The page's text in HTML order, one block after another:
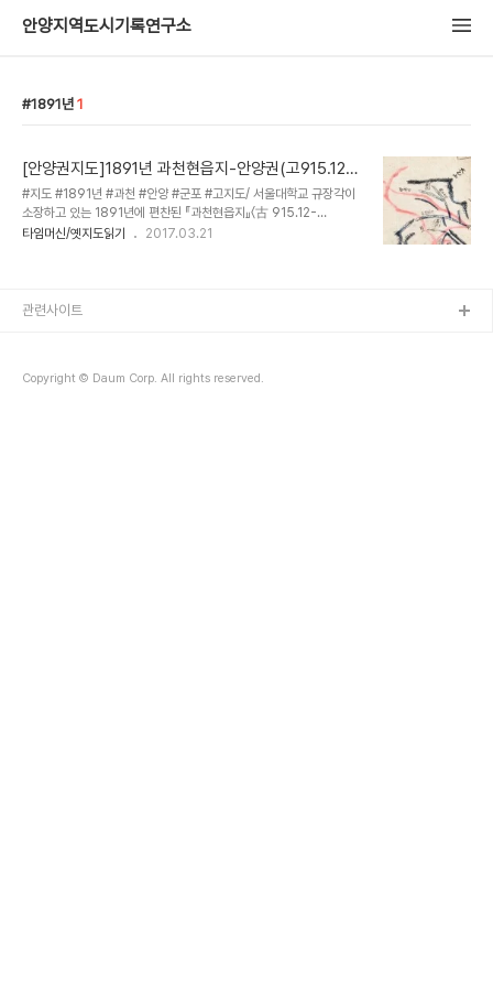
안양지역도시기록연구소
1891년 1
[안양권지도]1891년 과천현읍지-안양권(고915.12-
G994h)
#지도 #1891년 #과천 #안양 #군포 #고지도/ 서울대학교 규장각이
소장하고 있는 1891년에 편찬된 『과천현읍지』〈古 915.12-
G994h〉에 수록된 과천현 지도로 현재의 과천,안양,군포지역의 과거
산(冠岳山), 우면산(牛面山) 등 주요 산은 검은 먹으로 선을 그린 후
사각형 안에 ‘읍내(邑內)’라고만..
타임머신/옛지도읽기 2017.03.21
Copyright © Daum Corp. All rights reserved.
관련사이트